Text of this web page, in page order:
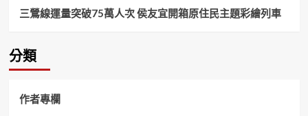
三鶯線運量突破75萬人次 侯友宜開箱原住民主題彩繪列車
分類
作者專欄